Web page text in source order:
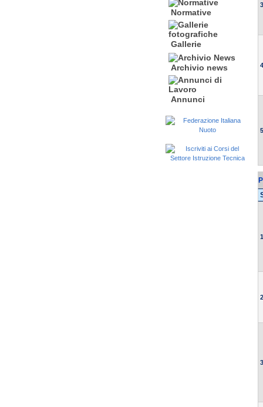
Normative
Gallerie
Archivio news
Annunci